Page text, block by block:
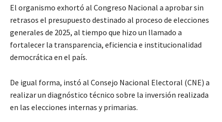
El organismo exhortó al Congreso Nacional a aprobar sin
retrasos el presupuesto destinado al proceso de elecciones
generales de 2025, al tiempo que hizo un llamado a
fortalecer la transparencia, eficiencia e institucionalidad
democrática en el país.
De igual forma, instó al Consejo Nacional Electoral (CNE) a
realizar un diagnóstico técnico sobre la inversión realizada
en las elecciones internas y primarias.